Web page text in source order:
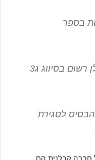
לקוחות בספר
מהם כ 1,000 קונים לקבלן רשום בסיווג ג3
לסגירת
חברה קבלנית הם